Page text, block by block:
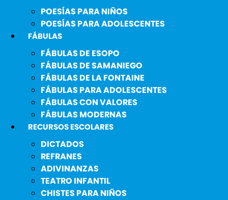
POESÍAS PARA NIÑOS
POESÍAS PARA ADOLESCENTES
FÁBULAS
FÁBULAS DE ESOPO
FÁBULAS DE SAMANIEGO
FÁBULAS DE LA FONTAINE
FÁBULAS PARA ADOLESCENTES
FÁBULAS CON VALORES
FÁBULAS MODERNAS
RECURSOS ESCOLARES
DICTADOS
REFRANES
ADIVINANZAS
TEATRO INFANTIL
CHISTES PARA NIÑOS